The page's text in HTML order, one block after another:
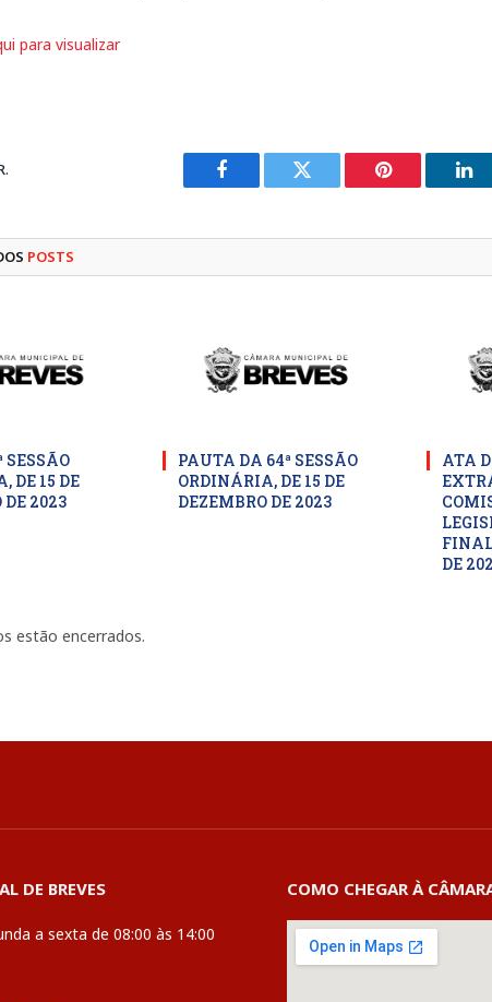
para visualizar
Facebook Twitter Pinterest
POSTS
SESSÃO
DE 15 DE
DE 2023
PAUTA DA 64ª SESSÃO
ORDINÁRIA, DE 15 DE
DEZEMBRO DE 2023
ATA
DE
estão encerrados.
DE BREVES
a sexta de 08:00 às 14:00
COMO CHEGAR À